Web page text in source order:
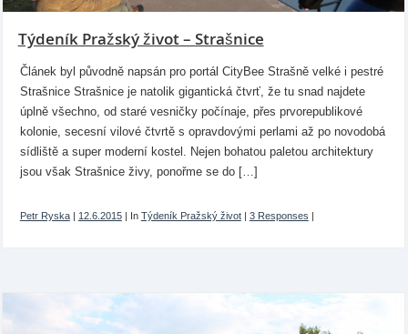
Týdeník Pražský život – Strašnice
Článek byl původně napsán pro portál CityBee Strašně velké i pestré
Strašnice Strašnice je natolik gigantická čtvrť, že tu snad najdete
úplně všechno, od staré vesničky počínaje, přes prvorepublikové
kolonie, secesní vilové čtvrtě s opravdovými perlami až po novodobá
sídliště a super moderní kostel. Nejen bohatou paletou architektury
jsou však Strašnice živy, ponořme se do […]
Petr Ryska| 12.6.2015| In Týdeník Pražský život| 3 Responses |